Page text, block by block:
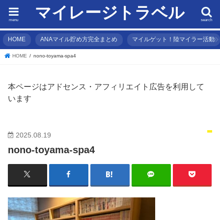
マイレージトラベル search
menu
HOME ANAマイル貯め方完全まとめ マイルゲット！陸マイラー活動
HOME nono-toyama-spa4
本ページはアドセンス・アフィリエイト広告を利用して
います
2025.08.19
nono-toyama-spa4